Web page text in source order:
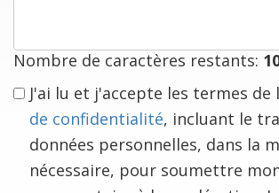
Nombre de caractères restants:
J'ai lu et j'accepte les termes de
de confidentialité, incluant le
données personnelles, dans la
nécessaire, pour soumettre